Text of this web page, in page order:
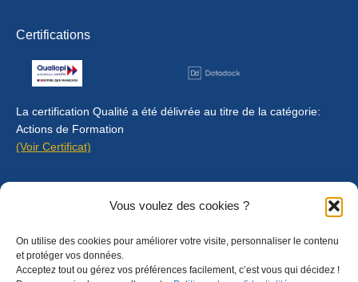
Vous voulez des cookies ?
On utilise des cookies pour améliorer votre visite, personnaliser le contenu
et protéger vos données.
Acceptez tout ou gérez vos préférences facilement, c’est vous qui décidez !
Certifications
La certification Qualité a été délivrée au titre de la catégorie:
Actions de Formation
(Voir Certificat)
Règlement intérieur